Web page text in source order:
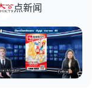
点新闻